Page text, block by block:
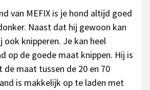
van MEFIX is je hond altijd goed
Naast dat hij gewoon kan
ook knipperen. Je kan heel
op de goede maat knippen. Hij is
maat tussen de 20 en 70
is makkelijk op te laden met